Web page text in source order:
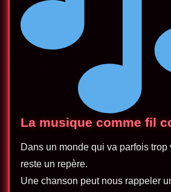
La musique comme fil
Dans un monde qui va parfois trop
reste un repère.
Une chanson peut nous rappeler